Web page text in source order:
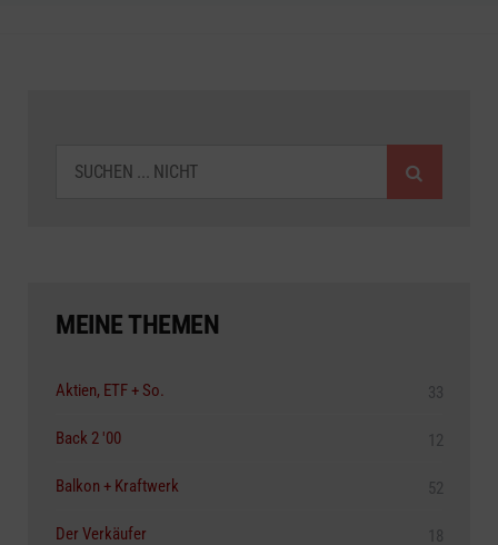
MEINE THEMEN
Aktien, ETF + So. 33
Back 2 '00 12
Balkon + Kraftwerk 52
Der Verkäufer 18